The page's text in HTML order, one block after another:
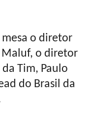
o diretor
Maluf, o diretor
Tim, Paulo
do Brasil da